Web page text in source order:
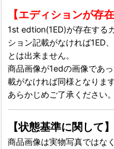
【エディションが存
1st edtion(1ED)が存在する
ション記載がなければ1ED
とは出来ません。
商品画像が1edの画像であ
載がなければ同様となります
あらかじめご了承ください。
【状態基準に関して】
商品画像は実物写真ではな